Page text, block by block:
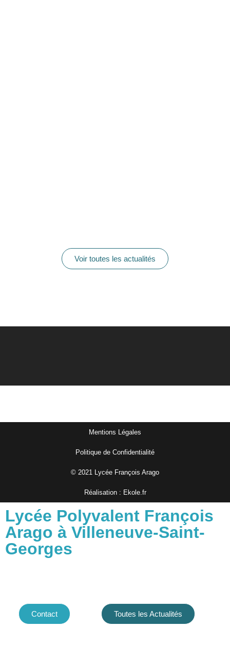
Voir toutes les actualités
Mentions Légales
Politique de Confidentialité
© 2021 Lycée François Arago
Réalisation : Ekole.fr
Lycée Polyvalent François
Arago à Villeneuve-Saint-
Georges
Contact Toutes les Actualités